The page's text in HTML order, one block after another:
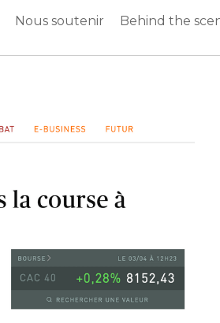
Nous soutenir Behind the